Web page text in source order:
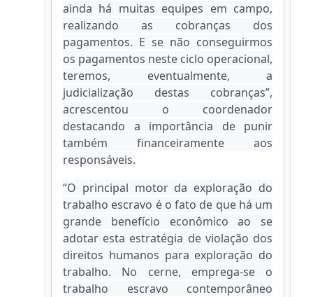
ainda há muitas equipes em campo,
realizando as cobranças dos
pagamentos. E se não conseguirmos
os pagamentos neste ciclo operacional,
teremos, eventualmente, a
judicialização destas cobranças”,
acrescentou o coordenador
destacando a importância de punir
também financeiramente aos
responsáveis.
“O principal motor da exploração do
trabalho escravo é o fato de que há um
grande benefício econômico ao se
adotar esta estratégia de violação dos
direitos humanos para exploração do
trabalho. No cerne, emprega-se o
trabalho escravo contemporâneo